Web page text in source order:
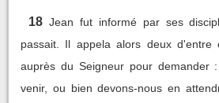
18 Jean fut informé par ses
passait. Il appela alors deux d'entre
auprès du Seigneur pour demander
venir, ou bien devons-nous en